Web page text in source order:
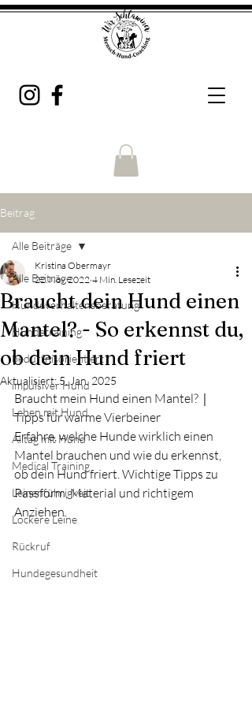
Beitrag
Alle Beiträge
Hundeverhaltensberatung
Hundetraining
bedürfnisorientiert
impulsiver Hund
Leben mit Hund
Alltag mit Hund
Medical Training
Leinenführigkeit
Lockere Leine
Rückruf
Hundegesundheit
Alle Beiträge
Braucht dein Hund einen
Mantel? - So erkennst du,
ob dein Hund friert
Kristina Obermayr
22. Nov. 2022 4 Min. Lesezeit
Aktualisiert: 5. Jan. 2025
Braucht mein Hund einen Mantel?｜
Tipps für warme Vierbeiner
Erfahre, welche Hunde wirklich einen
Mantel brauchen und wie du erkennst,
ob dein Hund friert. Wichtige Tipps zu
Passform, Material und richtigem
Anziehen.